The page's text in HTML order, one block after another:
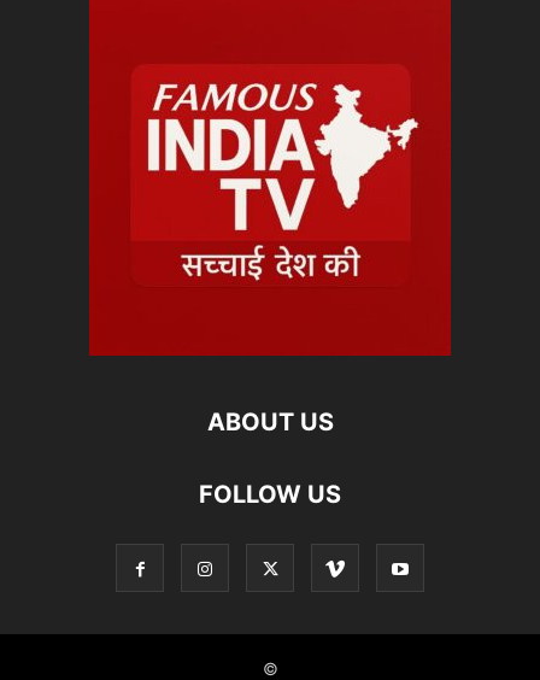
ABOUT US
FOLLOW US
©